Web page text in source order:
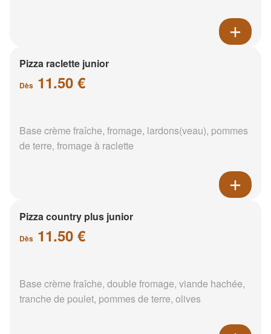
Pizza raclette junior
Dès 11.50 €
Base crème fraîche, fromage, lardons(veau), pommes
de terre, fromage à raclette
Pizza country plus junior
Dès 11.50 €
Base crème fraîche, double fromage, viande hachée,
tranche de poulet, pommes de terre, olives